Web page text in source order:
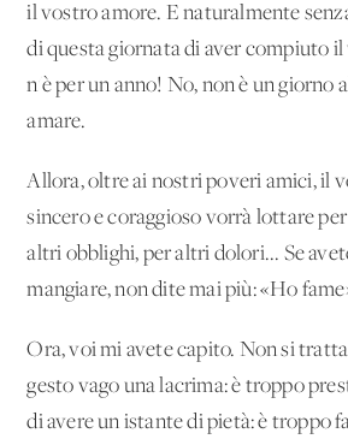
il vostro amore. E naturalmente
di questa giornata di aver compiuto
n'è per un anno! No, non è un giorno
amare.
Allora, oltre ai nostri poveri amici, il
sincero e coraggioso vorrà lottare
altri obblighi, per altri dolori... Se
mangiare, non dite mai più: «Ho
Ora, voi mi avete capito. Non si
gesto vago una lacrima: è troppo
di avere un istante di pietà: è troppo